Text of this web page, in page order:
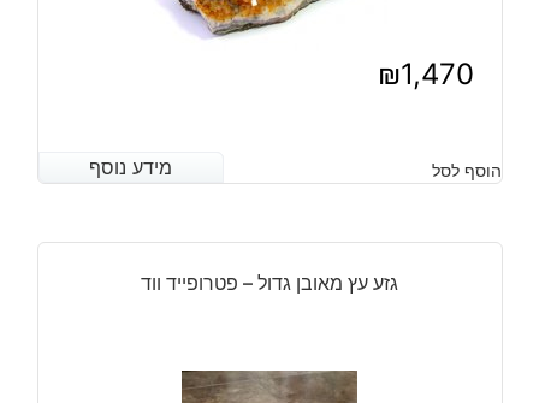
₪1,470
מידע נוסף הוסף לסל מידע נוסף
גזע עץ מאובן גדול – פטרופייד ווד